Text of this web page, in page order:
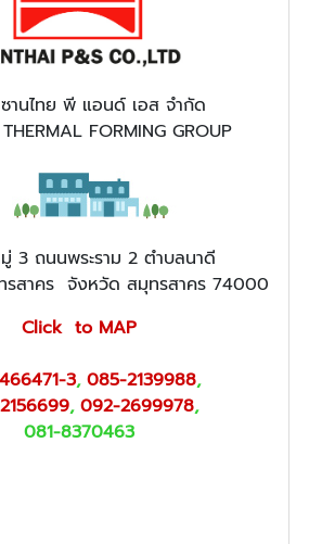
านไทย พี แอนด์ เอส จำกัด
FORMING GROUP
3 ถนนพระราม 2 ตำบลนาดี
รสาคร จังหวัด สมุทรสาคร 74000
Click to MAP
3, 085-2139988,
, 092-2699978,
081-8370463